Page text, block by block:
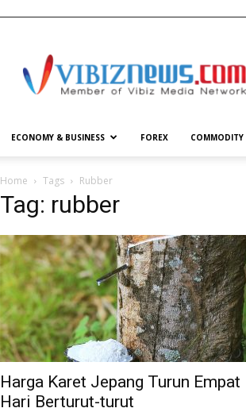
ECONOMY & BUSINESS FOREX COMMODITY
Home Tags Rubber
Tag: rubber
Harga Karet Jepang Turun Empat
Hari Berturut-turut